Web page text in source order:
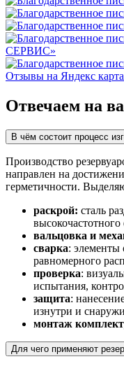
Отзывы на Яндекс
Отвечаем на
В чём состоит процесс
Производство
направлен на
герметичности.
раскрой: сталь
вальцовка и
сварка: элементы
равномерного
проверка:
испытания,
защита:
изнутри и
монтаж
Для чего применяют